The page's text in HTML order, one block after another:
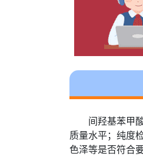
间羟基苯甲
质量水平；纯度
色泽等是否符合要